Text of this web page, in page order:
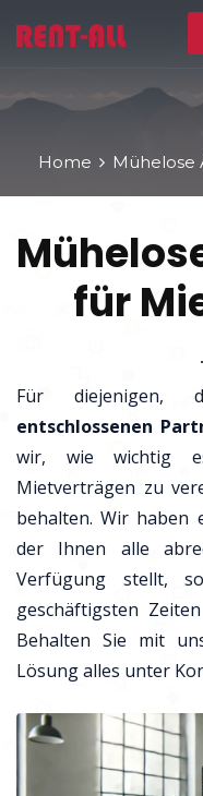
Home Mühelose
für
Für
entschlossenen
wir, wie wichtig
Mietverträgen zu
behalten. Wir haben
der Ihnen alle
Verfügung stellt,
geschäftigsten
Behalten Sie mit
Lösung alles unter